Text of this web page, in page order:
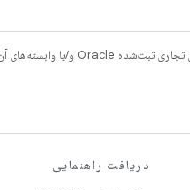
دریافت راهنمایی